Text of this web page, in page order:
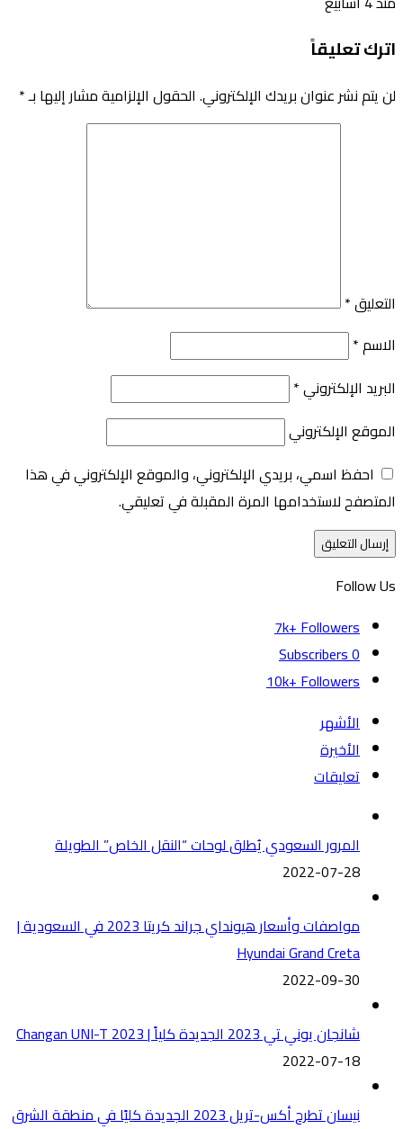
اترك تعليقاً
لن يتم نشر عنوان بريدك الإلكتروني. الحقول الإلزامية مشار إليها بـ*
التعليق*
الاسم*
البريد الإلكتروني*
الموقع الإلكتروني
احفظ اسمي، بريدي الإلكتروني، والموقع الإلكتروني في هذا
المتصفح لاستخدامها المرة المقبلة في تعليقي.
Follow Us
7k+Followers
0
Subscribers
10k+Followers
الأشهر
الأخيرة
تعليقات
المرور السعودي يُطلق لوحات “النقل الخاص” الطويلة
2022-07-28
مواصفات وأسعار هيونداي جراند كريتا 2023 في السعودية |
Hyundai Grand Creta
2022-09-30
شانجان يوني تي 2023 الجديدة كلياً | Changan UNI-T 2023
2022-07-18
نيسان تطرح أكس-تريل 2023 الجديدة كليًا في منطقة الشرق